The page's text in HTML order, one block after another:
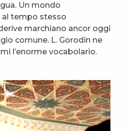
Un mondo
al tempo stesso
marchiano ancor oggi
comune. L. Gorodin ne
l’enorme vocabolario.